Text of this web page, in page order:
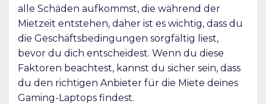
alle Schäden aufkommst, die während der
Mietzeit entstehen, daher ist es wichtig, dass du
die Geschäftsbedingungen sorgfältig liest,
bevor du dich entscheidest. Wenn du diese
Faktoren beachtest, kannst du sicher sein, dass
du den richtigen Anbieter für die Miete deines
Gaming-Laptops findest.